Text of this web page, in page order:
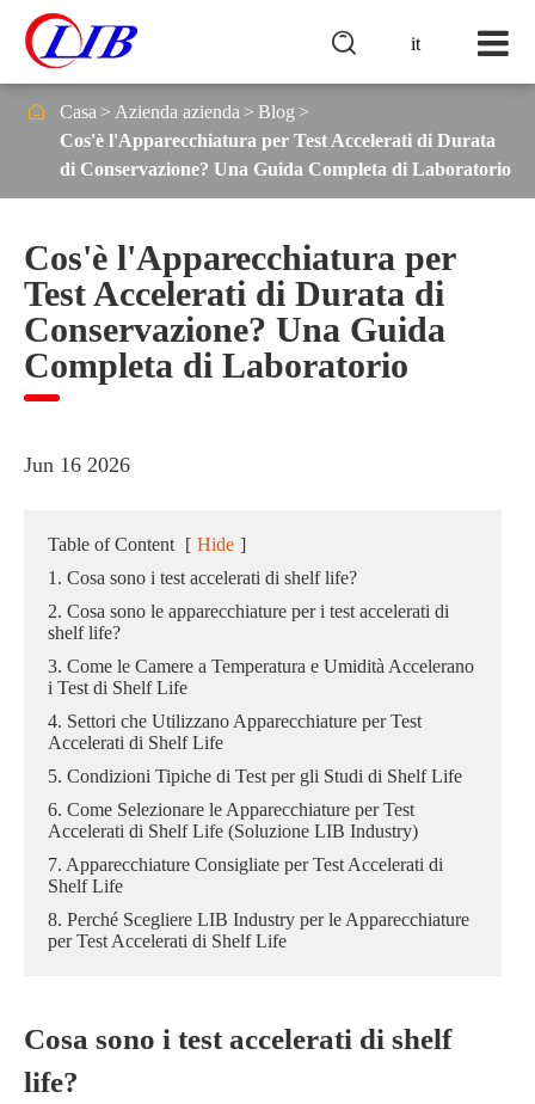
it

 Casa Azienda azienda
Blog
Cos'è l'Apparecchiatura per Test Accelerati di Durata
di Conservazione? Una Guida Completa di Laboratorio
Cos'è l'Apparecchiatura per
Test Accelerati di Durata di
Conservazione? Una Guida
Completa di Laboratorio
Jun 16 2026
Table of Content [ Hide ]
1. Cosa sono i test accelerati di shelf life?
2. Cosa sono le apparecchiature per i test accelerati di
shelf life?
3. Come le Camere a Temperatura e Umidità Accelerano
i Test di Shelf Life
4. Settori che Utilizzano Apparecchiature per Test
Accelerati di Shelf Life
5. Condizioni Tipiche di Test per gli Studi di Shelf Life
6. Come Selezionare le Apparecchiature per Test
Accelerati di Shelf Life (Soluzione LIB Industry)
7. Apparecchiature Consigliate per Test Accelerati di
Shelf Life
8. Perché Scegliere LIB Industry per le Apparecchiature
per Test Accelerati di Shelf Life
Cosa sono i test accelerati di shelf
life?